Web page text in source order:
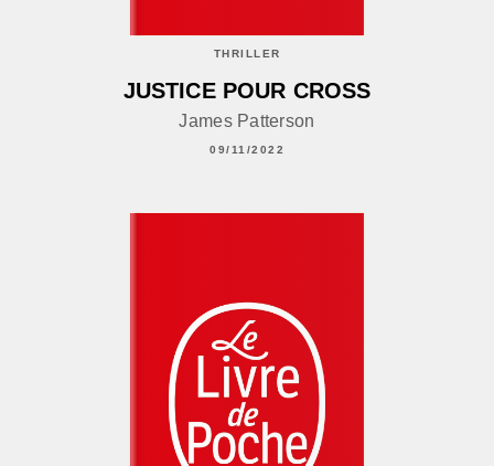
THRILLER
JUSTICE POUR CROSS
James Patterson
09/11/2022